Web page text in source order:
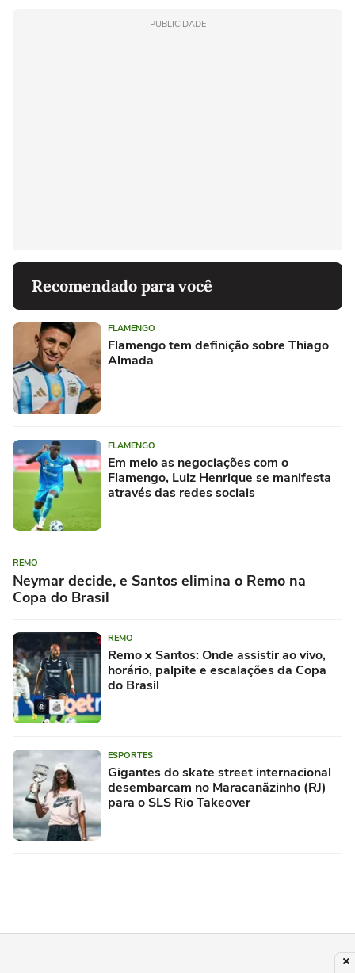
PUBLICIDADE
Recomendado para você
FLAMENGO
Flamengo tem definição sobre Thiago
Almada
FLAMENGO
Em meio as negociações com o
Flamengo, Luiz Henrique se manifesta
através das redes sociais
REMO
Neymar decide, e Santos elimina o Remo na
Copa do Brasil
REMO
Remo x Santos: Onde assistir ao vivo,
horário, palpite e escalações da Copa
do Brasil
ESPORTES
Gigantes do skate street internacional
desembarcam no Maracanãzinho (RJ)
para o SLS Rio Takeover